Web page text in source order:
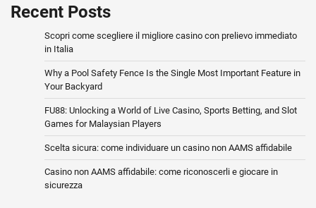
Recent Posts
Scopri come scegliere il migliore casino con prelievo immediato
in Italia
Why a Pool Safety Fence Is the Single Most Important Feature in
Your Backyard
FU88: Unlocking a World of Live Casino, Sports Betting, and Slot
Games for Malaysian Players
Scelta sicura: come individuare un casino non AAMS affidabile
Casino non AAMS affidabile: come riconoscerli e giocare in
sicurezza